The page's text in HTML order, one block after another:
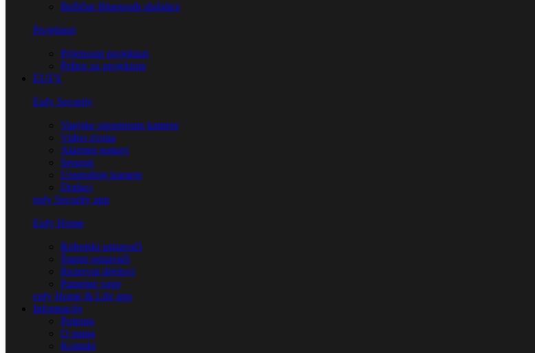
Bežične Bluetooth slušalice
Projektori
Prijenosni projektori
Pribor za projektore
EUFY
Eufy Security
Vanjske sigurnosne kamere
Video zvona
Alarmni sustavi
Senzori
Unutrašnje kamere
Dodaci
eufy Security app
Eufy Home
Robotski usisavači
Štapni usisavači
Rezervni dijelovi
Pametne vage
eufy Home & Life app
Informacije
Potpora
O nama
Kontakt